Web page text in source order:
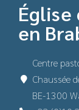
en
Centre
Chaussée
BE-1300